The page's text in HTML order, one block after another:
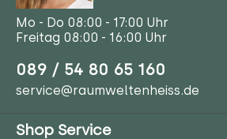
Mo - Do 08:00 - 17:00 Uhr
Freitag 08:00 - 16:00 Uhr
089 / 54 80 65 160
service@raumweltenheiss.de
Shop Service